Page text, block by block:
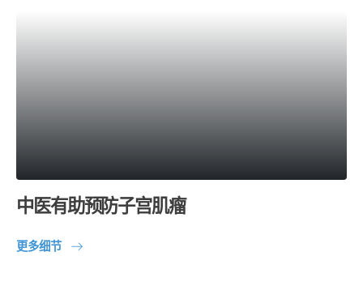
中医有助预防子宫肌瘤
更多细节